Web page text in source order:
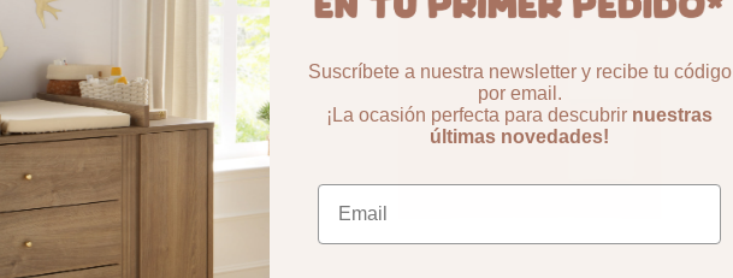
Suscríbete a nuestra newsletter y recibe tu código
por email.
¡La ocasión perfecta para descubrir nuestras
últimas novedades!